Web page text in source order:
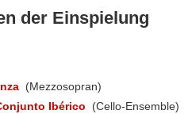
der Einspielung
(Mezzosopran)
Ibérico
(Cello-Ensemble)